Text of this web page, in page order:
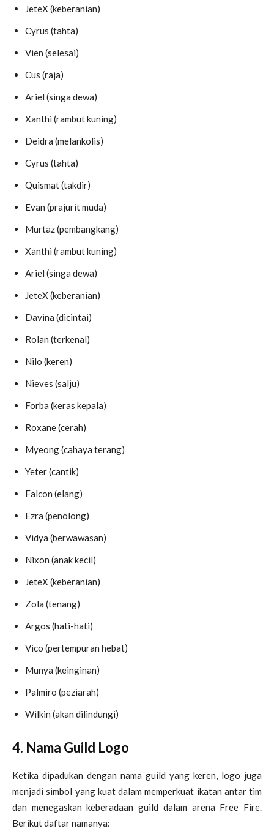
JeteX (keberanian)
Cyrus (tahta)
Vien (selesai)
Cus (raja)
Ariel (singa dewa)
Xanthi (rambut kuning)
Deidra (melankolis)
Cyrus (tahta)
Quismat (takdir)
Evan (prajurit muda)
Murtaz (pembangkang)
Xanthi (rambut kuning)
Ariel (singa dewa)
JeteX (keberanian)
Davina (dicintai)
Rolan (terkenal)
Nilo (keren)
Nieves (salju)
Forba (keras kepala)
Roxane (cerah)
Myeong (cahaya terang)
Yeter (cantik)
Falcon (elang)
Ezra (penolong)
Vidya (berwawasan)
Nixon (anak kecil)
JeteX (keberanian)
Zola (tenang)
Argos (hati-hati)
Vico (pertempuran hebat)
Munya (keinginan)
Palmiro (peziarah)
Wilkin (akan dilindungi)
4. Nama Guild Logo
Ketika dipadukan dengan nama guild yang keren, logo juga
menjadi simbol yang kuat dalam memperkuat ikatan antar tim
dan menegaskan keberadaan guild dalam arena Free Fire.
Berikut daftar namanya: